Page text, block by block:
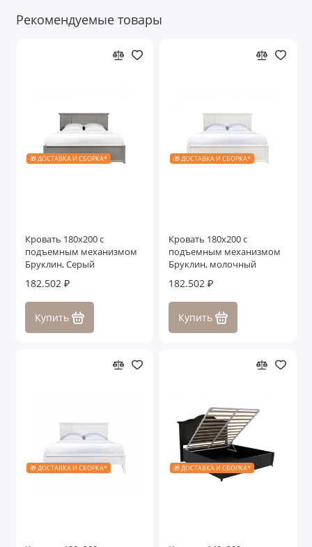
Рекомендуемые товары
🎁 ДОСТАВКА И СБОРКА*
Кровать 180x200 с
подъемным механизмом
Бруклин, Серый
182.502 ₽
Купить
🎁 ДОСТАВКА И СБОРКА*
Кровать 180x200 с
подъемным механизмом
Бруклин, молочный
182.502 ₽
Купить
🎁 ДОСТАВКА И СБОРКА* 🎁 ДОСТАВКА И СБОРКА*